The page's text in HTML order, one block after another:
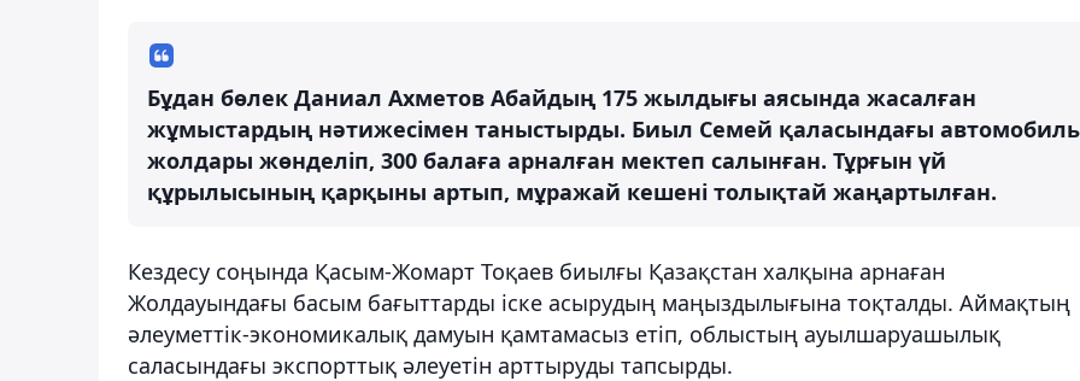
Бұдан бөлек Даниал Ахметов Абайдың 175 жылдығы аясында жасалған
жұмыстардың нәтижесімен таныстырды. Биыл Семей қаласындағы автомобиль
жолдары жөнделіп, 300 балаға арналған мектеп салынған. Тұрғын үй
құрылысының қарқыны артып, мұражай кешені толықтай жаңартылған.
Кездесу соңында Қасым-Жомарт Тоқаев биылғы Қазақстан халқына арнаған
Жолдауындағы басым бағыттарды іске асырудың маңыздылығына тоқталды. Аймақтың
әлеуметтік-экономикалық дамуын қамтамасыз етіп, облыстың ауылшаруашылық
саласындағы экспорттық әлеуетін арттыруды тапсырды.